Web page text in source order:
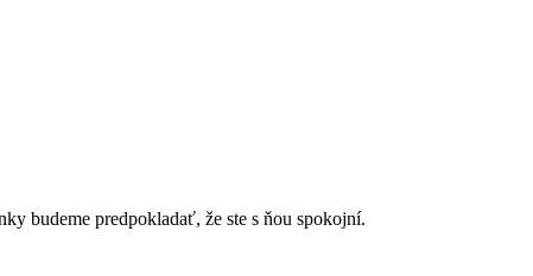
budeme predpokladať, že ste s ňou spokojní.